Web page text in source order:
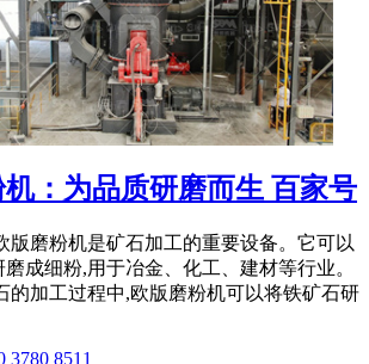
机：为品质研磨而生 百家号
版磨粉机是矿石加工的重要设备。它可以
成细粉,用于冶金、化工、建材等行业。
的加工过程中,欧版磨粉机可以将铁矿石研
3780 8511